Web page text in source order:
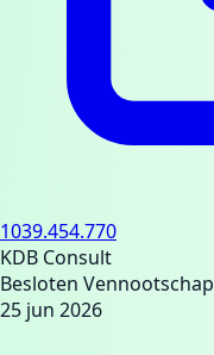
1039.454.770
KDB Consult
Besloten Vennootschap
25 jun 2026